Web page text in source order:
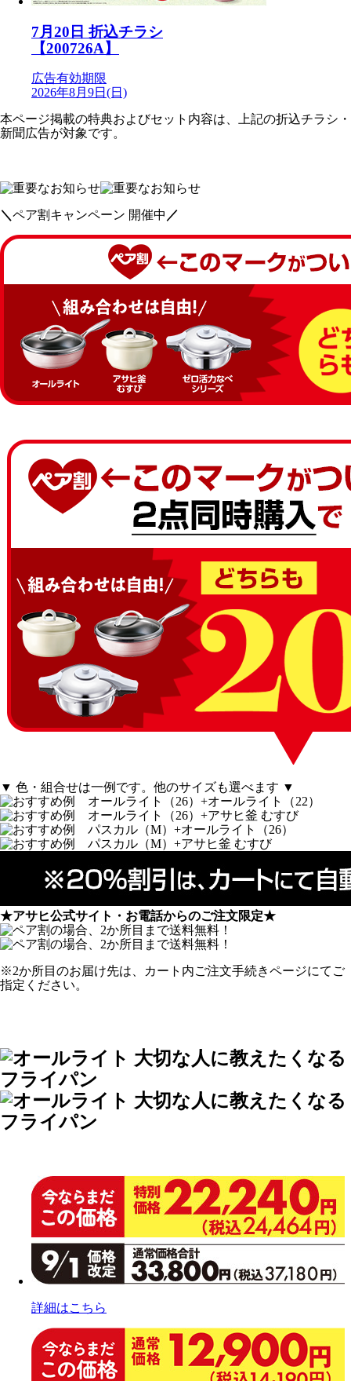
7月20日 折込チラシ
【200726A】
広告有効期限
2026年8月9日(日)
本ページ掲載の特典およびセット内容は、上記の折込チラシ・
新聞広告が対象です。
＼ ペア割キャンペーン 開催中 ／
▼ 色・組合せは一例です。他のサイズも選べます ▼
★アサヒ公式サイト・お電話からのご注文限定★
※2か所目のお届け先は、カート内ご注文手続きページにてご
指定ください。
詳細はこちら